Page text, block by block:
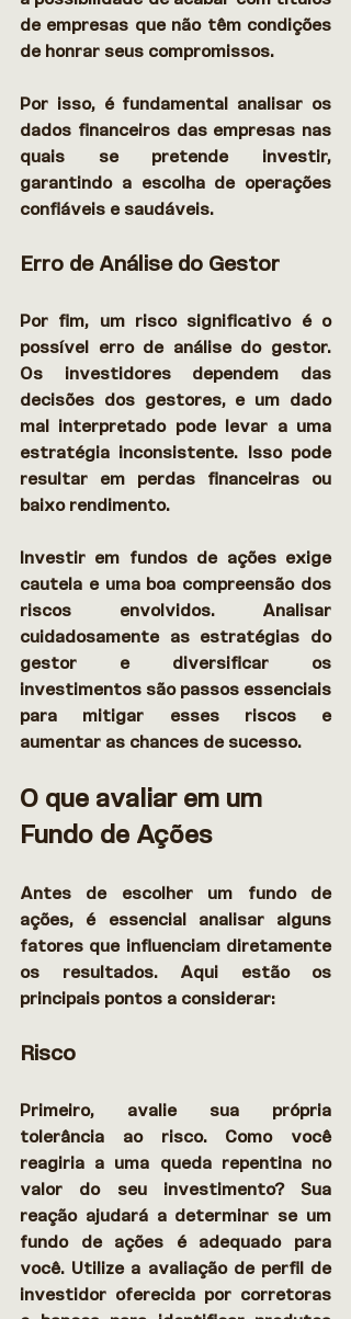
de empresas que não têm condições
de honrar seus compromissos.
Por isso, é fundamental analisar os
dados financeiros das empresas nas
quais se pretende investir,
garantindo a escolha de operações
confiáveis e saudáveis.
Erro de Análise do Gestor
Por fim, um risco significativo é o
possível erro de análise do gestor.
Os investidores dependem das
decisões dos gestores, e um dado
mal interpretado pode levar a uma
estratégia inconsistente. Isso pode
resultar em perdas financeiras ou
baixo rendimento.
Investir em fundos de ações exige
cautela e uma boa compreensão dos
riscos envolvidos. Analisar
cuidadosamente as estratégias do
gestor e diversificar os
investimentos são passos essenciais
para mitigar esses riscos e
aumentar as chances de sucesso.
O que avaliar em um
Fundo de Ações
Antes de escolher um fundo de
ações, é essencial analisar alguns
fatores que influenciam diretamente
os resultados. Aqui estão os
principais pontos a considerar:
Risco
Primeiro, avalie sua própria
tolerância ao risco. Como você
reagiria a uma queda repentina no
valor do seu investimento? Sua
reação ajudará a determinar se um
fundo de ações é adequado para
você. Utilize a avaliação de perfil de
investidor oferecida por corretoras